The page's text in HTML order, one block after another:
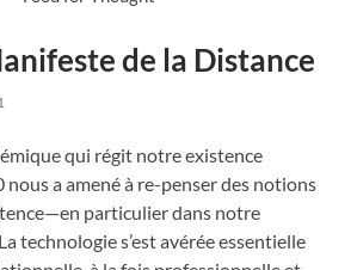
de la Distance
qui régit notre existence
nous a amené à re-penser des notions
particulier dans notre
technologie s’est avérée essentielle